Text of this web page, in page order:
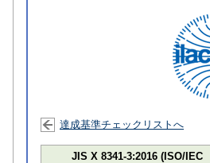
達成基準チェックリストへ
JIS X 8341-3:2016 (ISO/IEC